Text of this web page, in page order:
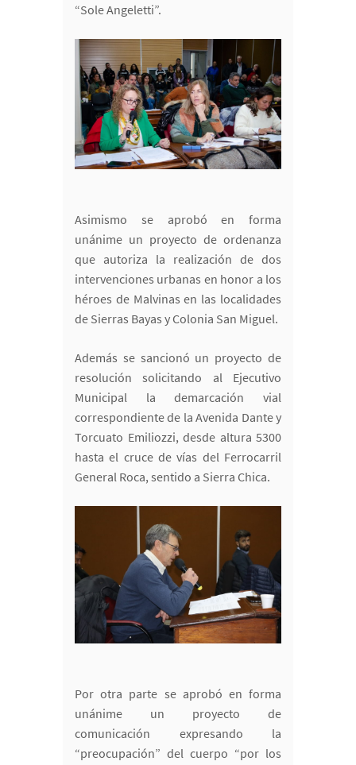
“Sole Angeletti”.
Asimismo se aprobó en forma
unánime un proyecto de ordenanza
que autoriza la realización de dos
intervenciones urbanas en honor a los
héroes de Malvinas en las localidades
de Sierras Bayas y Colonia San Miguel.
Además se sancionó un proyecto de
resolución solicitando al Ejecutivo
Municipal la demarcación vial
correspondiente de la Avenida Dante y
Torcuato Emiliozzi, desde altura 5300
hasta el cruce de vías del Ferrocarril
General Roca, sentido a Sierra Chica.
Por otra parte se aprobó en forma
unánime un proyecto de
comunicación expresando la
“preocupación” del cuerpo “por los